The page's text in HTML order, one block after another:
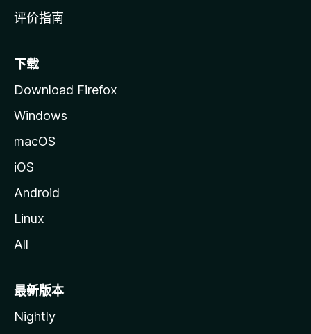
评价指南
下载
Download Firefox
Windows
macOS
iOS
Android
Linux
All
最新版本
Nightly